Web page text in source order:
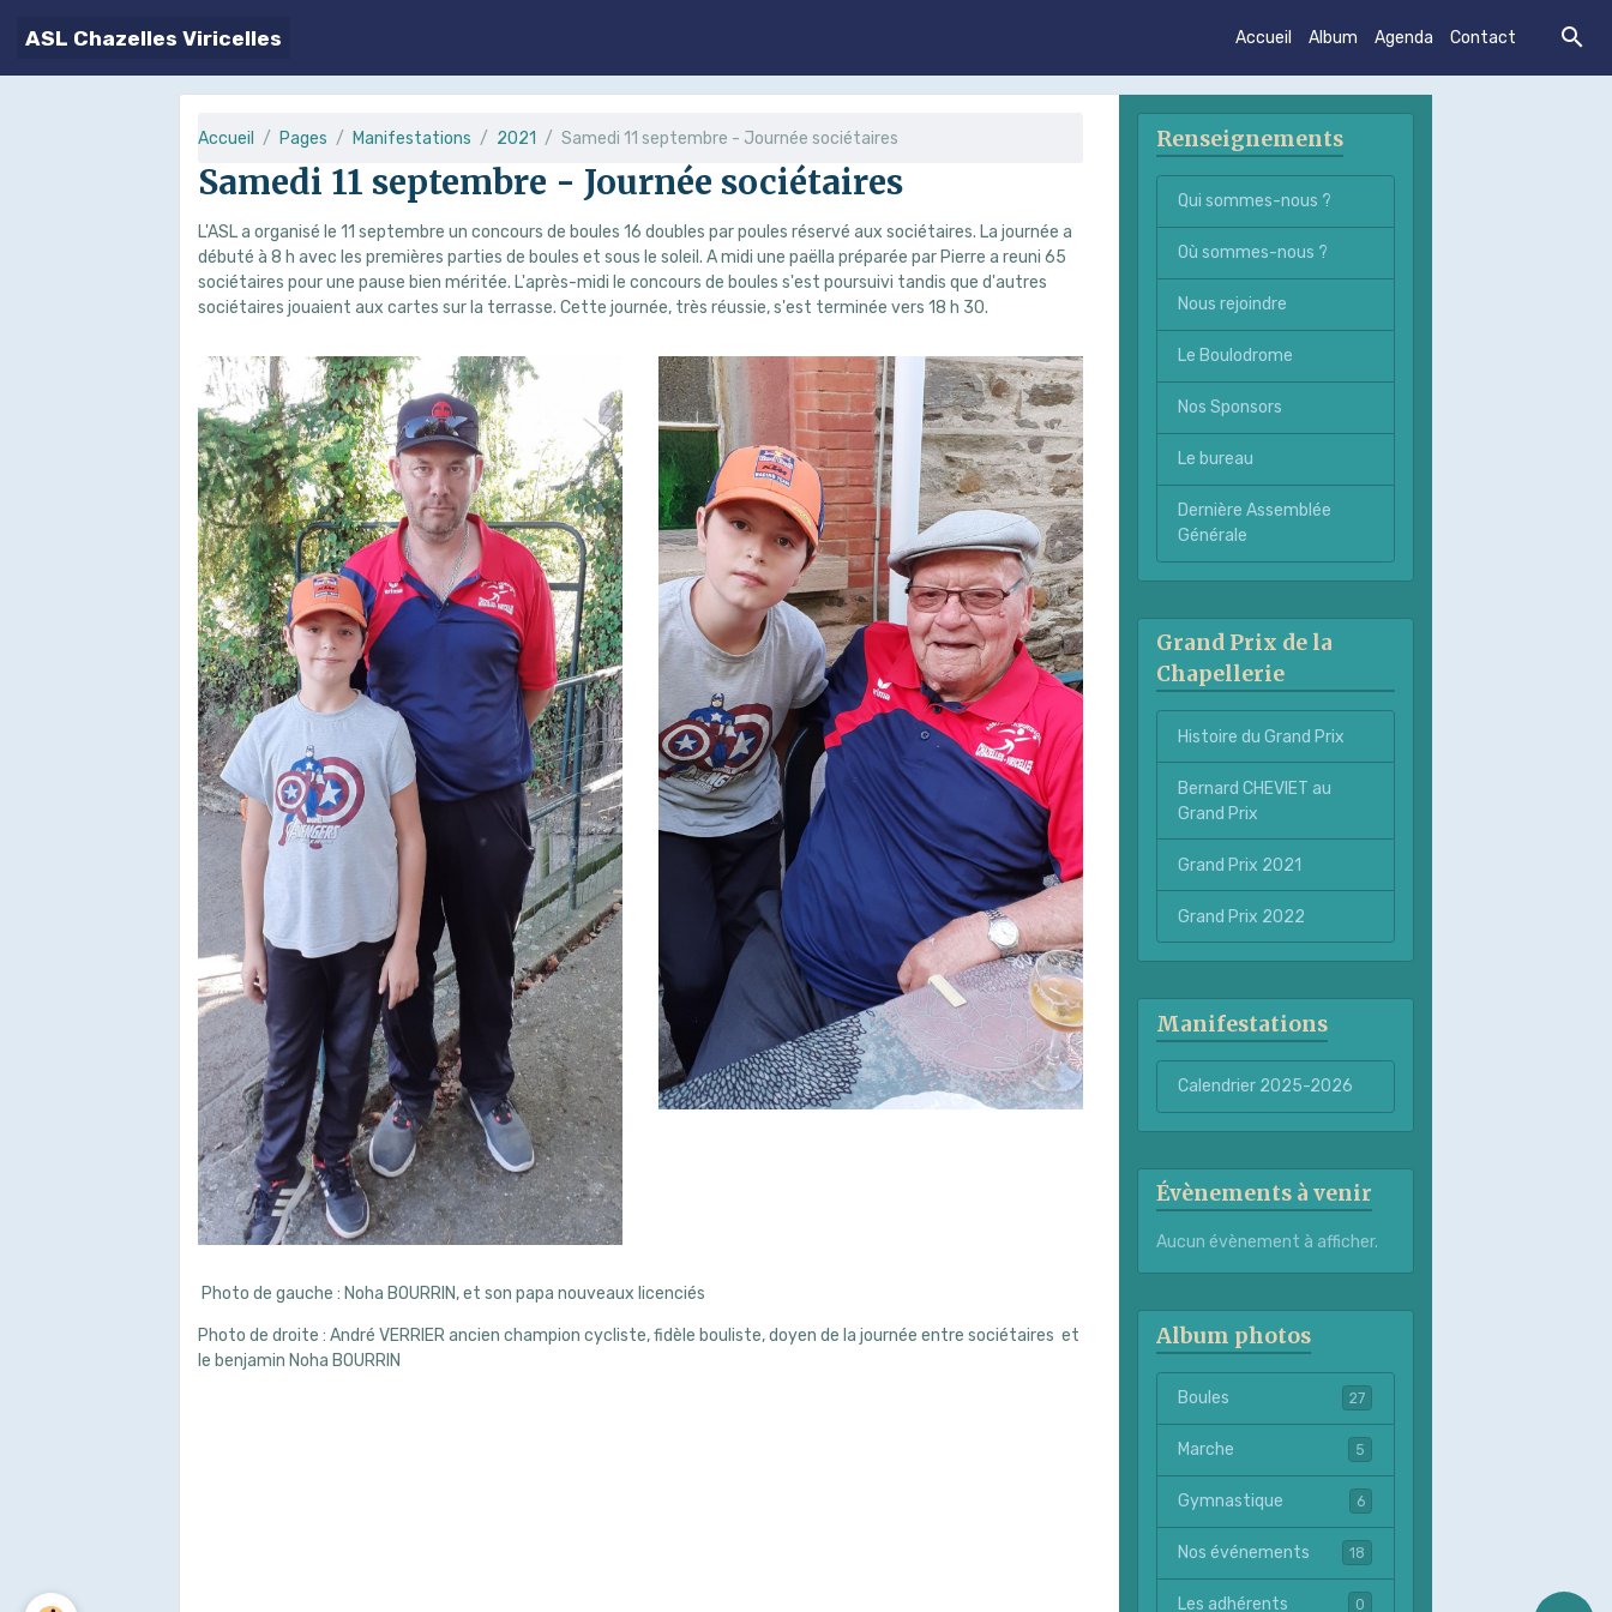
ASL Chazelles Viricelles Accueil Album Agenda Contact
Accueil Pages Manifestations 2021 Samedi 11 septembre - Journée sociétaires
Samedi 11 septembre - Journée sociétaires
L'ASL a organisé le 11 septembre un concours de boules 16 doubles par poules réservé aux sociétaires. La journée a
débuté à 8 h avec les premières parties de boules et sous le soleil. A midi une paëlla préparée par Pierre a reuni 65
sociétaires pour une pause bien méritée. L'après-midi le concours de boules s'est poursuivi tandis que d'autres
sociétaires jouaient aux cartes sur la terrasse. Cette journée, très réussie, s'est terminée vers 18 h 30.
Photo de gauche : Noha BOURRIN, et son papa nouveaux licenciés
Photo de droite : André VERRIER ancien champion cycliste, fidèle bouliste, doyen de la journée entre sociétaires et
le benjamin Noha BOURRIN
Renseignements
Qui sommes-nous ?
Où sommes-nous ?
Nous rejoindre
Le Boulodrome
Nos Sponsors
Le bureau
Dernière Assemblée
Générale
Grand Prix de la
Chapellerie
Histoire du Grand Prix
Bernard CHEVIET au
Grand Prix
Grand Prix 2021
Grand Prix 2022
Manifestations
Calendrier 2025-2026
Évènements à venir
Aucun évènement à afficher.
Album photos
Boules 27
Marche 5
Gymnastique 6
Nos événements 18
Les adhérents 0